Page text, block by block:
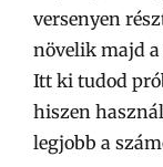
versenyen
növelik majd
Itt ki tudod
hiszen
legjobb a